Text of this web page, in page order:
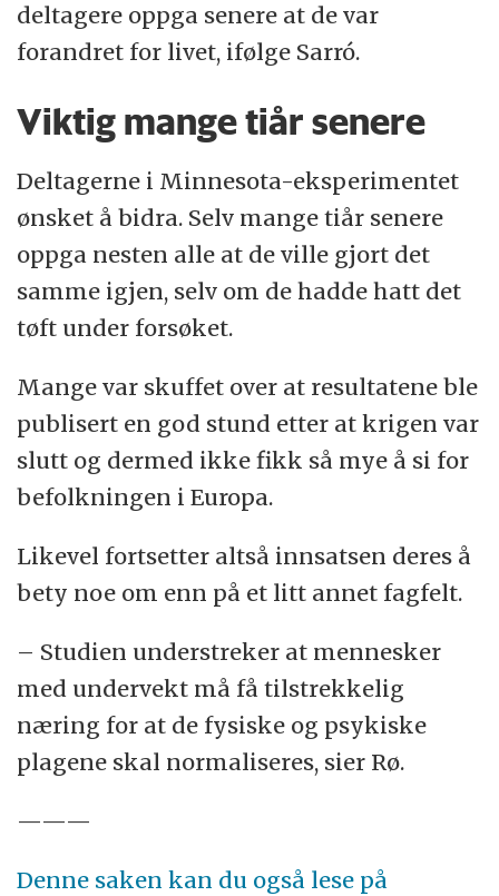
deltagere oppga senere at de var
forandret for livet, ifølge Sarró.
Viktig mange tiår senere
Deltagerne i Minnesota-eksperimentet
ønsket å bidra. Selv mange tiår senere
oppga nesten alle at de ville gjort det
samme igjen, selv om de hadde hatt det
tøft under forsøket.
Mange var skuffet over at resultatene ble
publisert en god stund etter at krigen var
slutt og dermed ikke fikk så mye å si for
befolkningen i Europa.
Likevel fortsetter altså innsatsen deres å
bety noe om enn på et litt annet fagfelt.
– Studien understreker at mennesker
med undervekt må få tilstrekkelig
næring for at de fysiske og psykiske
plagene skal normaliseres, sier Rø.
———
Denne saken kan du også lese på